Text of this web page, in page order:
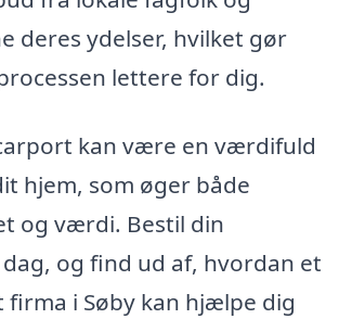
deres ydelser, hvilket gør
lettere for dig.
kan være en værdifuld
hjem, som øger både
og værdi. Bestil din
og find ud af, hvordan et
firma i Søby kan hjælpe dig